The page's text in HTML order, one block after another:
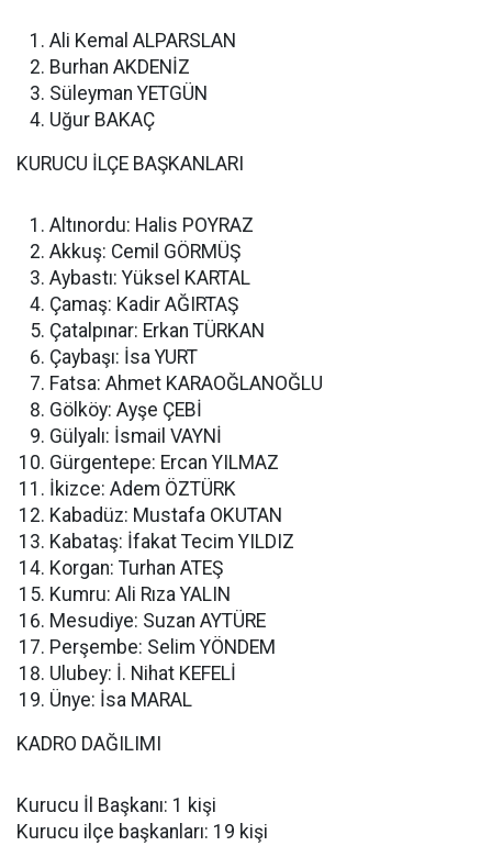
Ali Kemal ALPARSLAN
Burhan AKDENİZ
Süleyman YETGÜN
Uğur BAKAÇ
KURUCU İLÇE BAŞKANLARI
Altınordu: Halis POYRAZ
Akkuş: Cemil GÖRMÜŞ
Aybastı: Yüksel KARTAL
Çamaş: Kadir AĞIRTAŞ
Çatalpınar: Erkan TÜRKAN
Çaybaşı: İsa YURT
Fatsa: Ahmet KARAOĞLANOĞLU
Gölköy: Ayşe ÇEBİ
Gülyalı: İsmail VAYNİ
Gürgentepe: Ercan YILMAZ
İkizce: Adem ÖZTÜRK
Kabadüz: Mustafa OKUTAN
Kabataş: İfakat Tecim YILDIZ
Korgan: Turhan ATEŞ
Kumru: Ali Rıza YALIN
Mesudiye: Suzan AYTÜRE
Perşembe: Selim YÖNDEM
Ulubey: İ. Nihat KEFELİ
Ünye: İsa MARAL
KADRO DAĞILIMI
Kurucu İl Başkanı: 1 kişi
Kurucu ilçe başkanları: 19 kişi